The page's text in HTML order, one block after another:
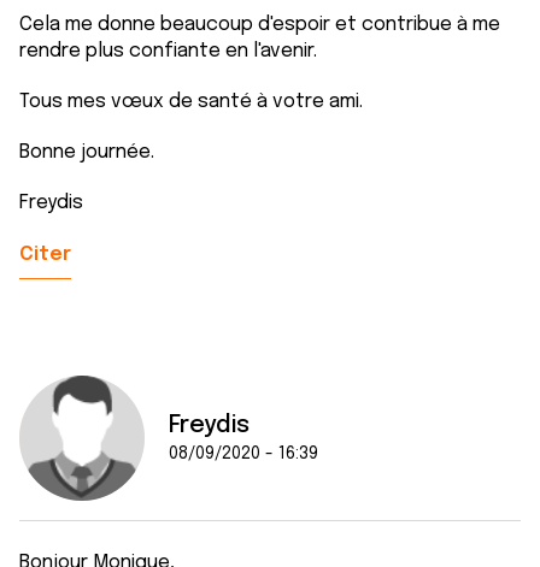
Cela me donne beaucoup d'espoir et contribue à me
rendre plus confiante en l'avenir.
Tous mes vœux de santé à votre ami.
Bonne journée.
Freydis
Citer
Freydis
08/09/2020 - 16:39
Bonjour Monique,